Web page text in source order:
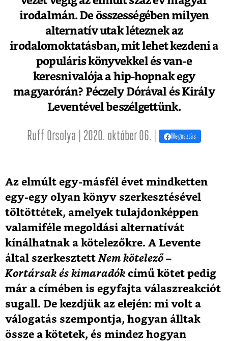
irodalmán. De összességében milyen
alternatív utak léteznek az
irodalomoktatásban, mit lehet kezdeni a
populáris könyvekkel és van-e
keresnivalója a hip-hopnak egy
magyarórán? Péczely Dórával és Király
Leventével beszélgettünk.
Ruff Orsolya | 2020. október 06. | Megosztás
Az elmúlt egy-másfél évet mindketten
egy-egy olyan könyv szerkesztésével
töltöttétek, amelyek tulajdonképpen
valamiféle megoldási alternatívát
kínálhatnak a kötelezőkre. A Levente
által szerkesztett Nem kötelező –
Kortársak és kimaradók című kötet pedig
már a címében is egyfajta válaszreakciót
sugall. De kezdjük az elején: mi volt a
válogatás szempontja, hogyan álltak
össze a kötetek, és mindez hogyan